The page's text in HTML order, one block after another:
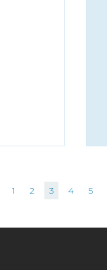
1 2 3 4 5